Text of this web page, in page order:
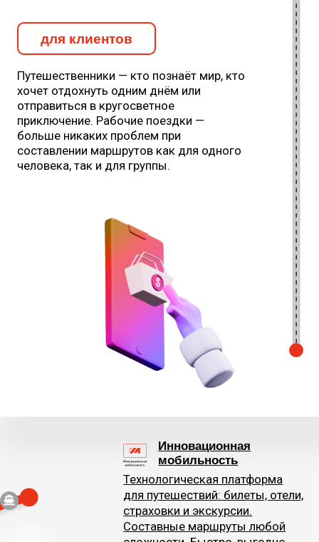
Составные маршруты любой
сложности. Быстро, выгодно,
Подробнее
AРM Планирование
путешествий
Онлайн-оформление проездных
документов для любого
транспорта. Возможность
путешествий.
Подробнее
Оператор мультимодальности
на портале РЖД
мультимодальных маршрутов.
Подробнее
билеты на все виды
транспорта по России. Удобное
планирование путешествий
Подробнее